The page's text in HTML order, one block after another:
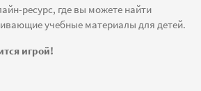
ресурс, где вы можете найти
учебные материалы для детей.
игрой!